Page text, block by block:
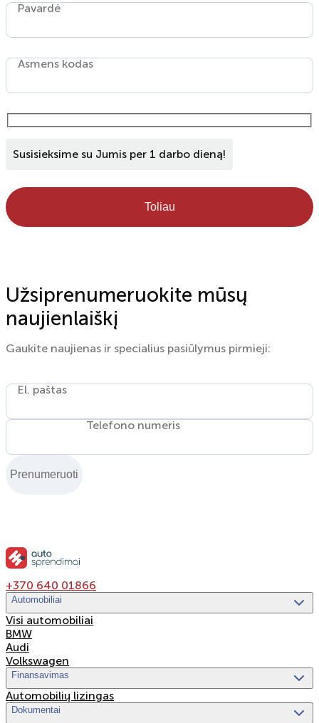
Pavardė
Asmens kodas
Susisieksime su Jumis per 1 darbo dieną!
Toliau
Užsiprenumeruokite mūsų
naujienlaiškį
Gaukite naujienas ir specialius pasiūlymus pirmieji:
El. paštas
Telefono numeris
Prenumeruoti
+370 640 01866
Automobiliai
Visi automobiliai
BMW
Audi
Volkswagen
Finansavimas
Automobilių lizingas
Dokumentai